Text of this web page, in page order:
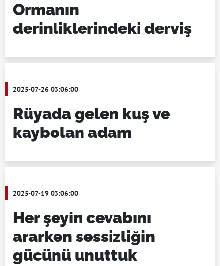
Ormanın
derinliklerindeki derviş
2025-07-26 03:06:00
Rüyada gelen kuş ve
kaybolan adam
2025-07-19 03:06:00
Her şeyin cevabını
ararken sessizliğin
gücünü unuttuk